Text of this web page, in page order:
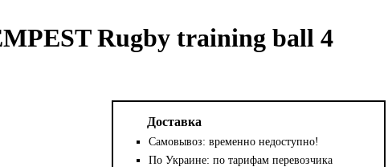
Rugby training ball 4
Доставка
Самовывоз: временно недоступно!
По Украине: по тарифам перевозчика